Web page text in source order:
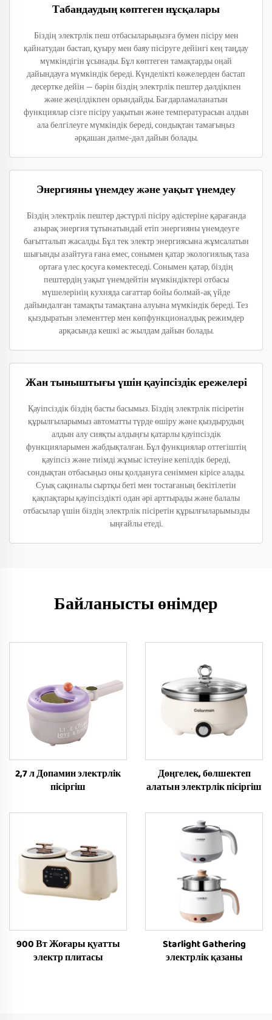
Табандаудың көптеген нұсқалары
Біздің электрлік пеш отбасыларыңызға бумен пісіру мен
қайнатудан бастап, қуыру мен баяу пісіруге дейінгі кең таңдау
мүмкіндігін ұсынады. Бұл көптеген тамақтарды оңай
дайындауға мүмкіндік береді. Күнделікті көжелерден бастап
десертке дейін — бәрін біздің электрлік пештер дәлдікпен
және жеңілдікпен орындайды. Бағдарламаланатын
функциялар сізге пісіру уақытын және температурасын алдын
ала белгілеуге мүмкіндік береді, сондықтан тамағыңыз
әрқашан дәлме-дәл дайын болады.
Энергияны үнемдеу және уақыт үнемдеу
Біздің электрлік пештер дәстүрлі пісіру әдістеріне қарағанда
азырақ энергия тұтынатындай етіп энергияны үнемдеуге
бағытталып жасалды. Бұл тек электр энергиясына жұмсалатын
шығынды азайтуға ғана емес, сонымен қатар экологиялық таза
ортаға үлес қосуға көмектеседі. Сонымен қатар, біздің
пештердің уақыт үнемдейтін мүмкіндіктері отбасы
мүшелерінің кухняда сағаттар бойы болмай-ақ үйде
дайындалған тамақты тамақтана алуына мүмкіндік береді. Тез
қыздыратын элементтер мен көпфункционалдық режимдер
арқасында кешкі ас жылдам дайын болады.
Жан тыныштығы үшін қауіпсіздік ережелері
Қауіпсіздік біздің басты басымыз. Біздің электрлік пісіретін
құрылғыларымыз автоматты түрде өшіру және қыздырудың
алдын алу сияқты алдыңғы қатарлы қауіпсіздік
функцияларымен жабдықталған. Бұл функциялар оттегіштің
қауіпсіз және тиімді жұмыс істеуіне кепілдік береді,
сондықтан отбасыңыз оны қолдануға сеніммен кірісе алады.
Суық сақиналы сыртқы беті мен тостағаның бекітілетін
қақпақтары қауіпсіздікті одан әрі арттырады және балалы
отбасылар үшін біздің электрлік пісіретін құрылғыларымызды
ыңғайлы етеді.
Байланысты өнімдер
2,7 л Допамин электрлік
пісіргіш
Дөңгелек, бөлшектеп
алатын электрлік пісіргіш
900 Вт Жоғары қуатты
электр плитасы
Starlight Gathering
электрлік қазаны